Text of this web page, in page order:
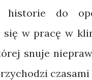
historie do
się w pracę w
snuje